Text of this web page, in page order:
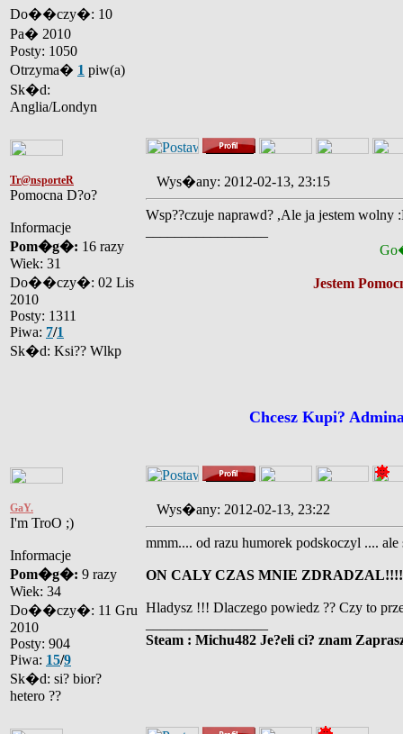
Do��czy�: 10
Pa� 2010
Posty: 1050
Otrzyma� 1 piw(a)
Sk�d:
Anglia/Londyn
Tr@nsporteR
Pomocna D?o?
Informacje
Pom�g�: 16 razy
Wiek: 31
Do��czy�: 02 Lis
2010
Posty: 1311
Piwa: 7/1
Sk�d: Ksi?? Wlkp
Wys�any: 2012-02-13, 23:15
Wsp??czuje naprawd? ,Ale ja jestem wolny
Jestem
Chcesz Kupi?
GaY.
I'm TroO ;)
Informacje
Pom�g�: 9 razy
Wiek: 34
Do��czy�: 11 Gru
2010
Posty: 904
Piwa: 15/9
Sk�d: si? bior?
hetero ??
Wys�any: 2012-02-13, 23:22
mmm.... od razu humorek podskoczyl ....
ON CALY CZAS MNIE ZDRADZAL!!!!
Hladysz !!! Dlaczego powiedz ?? Czy to
Steam : Michu482 Je?eli ci? znam